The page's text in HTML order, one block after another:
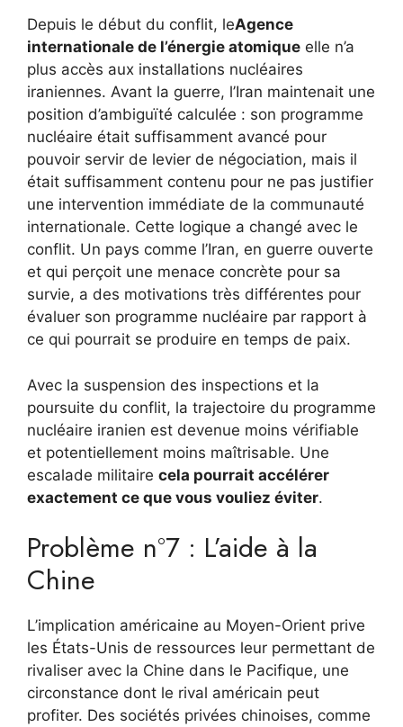
Depuis le début du conflit, leAgence
internationale de l’énergie atomique elle n’a
plus accès aux installations nucléaires
iraniennes. Avant la guerre, l’Iran maintenait une
position d’ambiguïté calculée : son programme
nucléaire était suffisamment avancé pour
pouvoir servir de levier de négociation, mais il
était suffisamment contenu pour ne pas justifier
une intervention immédiate de la communauté
internationale. Cette logique a changé avec le
conflit. Un pays comme l’Iran, en guerre ouverte
et qui perçoit une menace concrète pour sa
survie, a des motivations très différentes pour
évaluer son programme nucléaire par rapport à
ce qui pourrait se produire en temps de paix.
Avec la suspension des inspections et la
poursuite du conflit, la trajectoire du programme
nucléaire iranien est devenue moins vérifiable
et potentiellement moins maîtrisable. Une
escalade militaire cela pourrait accélérer
exactement ce que vous vouliez éviter.
Problème n°7 : L’aide à la
Chine
L’implication américaine au Moyen-Orient prive
les États-Unis de ressources leur permettant de
rivaliser avec la Chine dans le Pacifique, une
circonstance dont le rival américain peut
profiter. Des sociétés privées chinoises, comme